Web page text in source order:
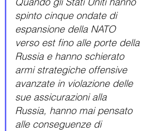
spinto cinque ondate di
espansione della NATO
verso est fino alle porte della
Russia e hanno schierato
armi strategiche offensive
avanzate in violazione delle
sue assicurazioni alla
Russia, hanno mai pensato
alle conseguenze di